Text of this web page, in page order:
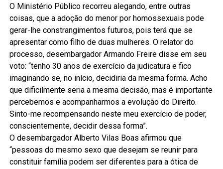
O Ministério Público recorreu alegando, entre outras
coisas, que a adoção do menor por homossexuais pode
gerar-lhe constrangimentos futuros, pois terá que se
apresentar como filho de duas mulheres. O relator do
processo, desembargador Armando Freire disse em seu
voto: “tenho 30 anos de exercício da judicatura e fico
imaginando se, no início, decidiria da mesma forma. Acho
que dificilmente seria a mesma decisão, mas é importante
percebemos e acompanharmos a evolução do Direito.
Sinto-me recompensando neste meu exercício de poder,
conscientemente, decidir dessa forma”.
O desembargador Alberto Vilas Boas afirmou que
“pessoas do mesmo sexo que desejam se reunir para
constituir família podem ser diferentes para a ótica de